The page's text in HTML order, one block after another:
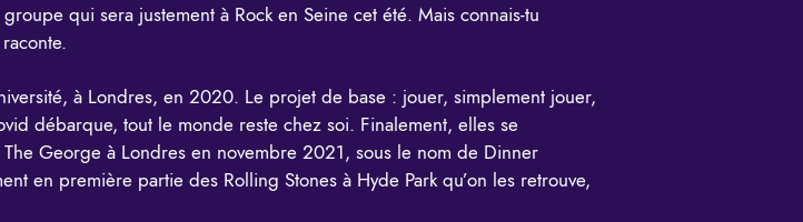
qui sera justement à Rock en Seine cet été. Mais connais-tu
à Londres, en 2020. Le projet de base : jouer, simplement jouer,
débarque, tout le monde reste chez soi. Finalement, ​​elles se
George à Londres en novembre 2021, sous le nom de Dinner
en première partie des Rolling Stones à Hyde Park qu’on les retrouve,